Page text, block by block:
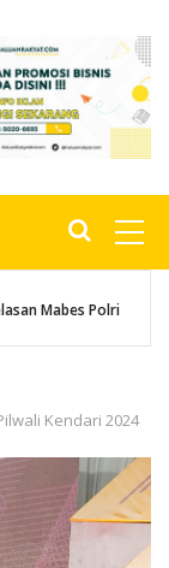
Mabes Polri
Kendari 2024